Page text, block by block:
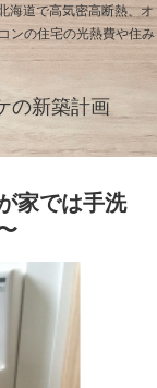
海道で高気密高断熱、オ
ンの住宅の光熱費や住み
の新築計画
家では手洗